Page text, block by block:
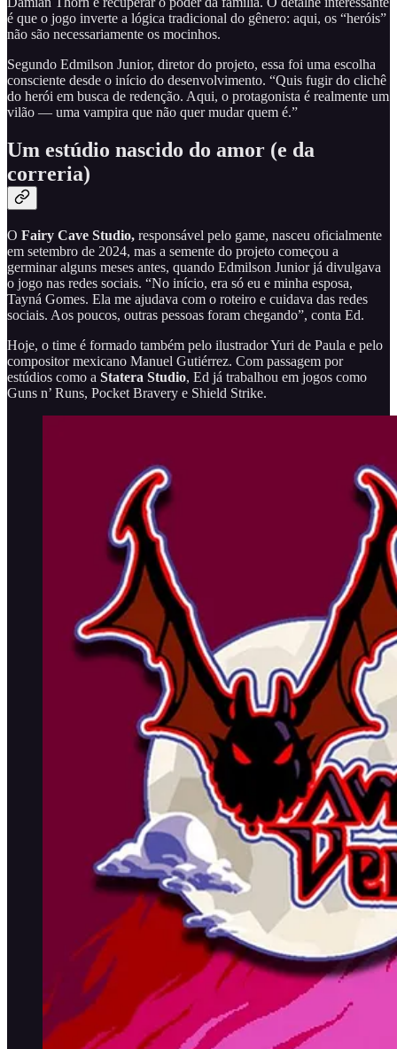
é que o jogo inverte a lógica tradicional do gênero: aqui, os “heróis”
não são necessariamente os mocinhos.
Segundo Edmilson Junior, diretor do projeto, essa foi uma escolha
consciente desde o início do desenvolvimento. “Quis fugir do clichê
do herói em busca de redenção. Aqui, o protagonista é realmente um
vilão — uma vampira que não quer mudar quem é.”
Um estúdio nascido do amor (e da
correria)
O Fairy Cave Studio, responsável pelo game, nasceu oficialmente
em setembro de 2024, mas a semente do projeto começou a
germinar alguns meses antes, quando Edmilson Junior já divulgava
o jogo nas redes sociais. “No início, era só eu e minha esposa,
Tayná Gomes. Ela me ajudava com o roteiro e cuidava das redes
sociais. Aos poucos, outras pessoas foram chegando”, conta Ed.
Hoje, o time é formado também pelo ilustrador Yuri de Paula e pelo
compositor mexicano Manuel Gutiérrez. Com passagem por
estúdios como a Statera Studio, Ed já trabalhou em jogos como
Guns n’ Runs, Pocket Bravery e Shield Strike.